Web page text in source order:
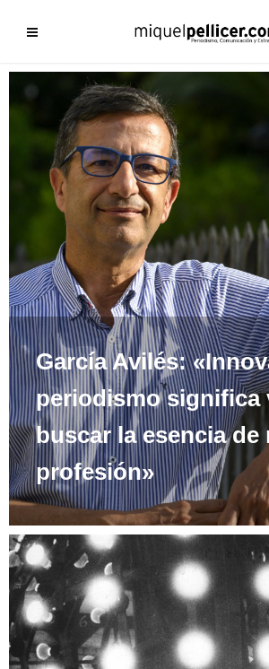
García Avilés:
periodismo significa
buscar la esencia de
profesión»